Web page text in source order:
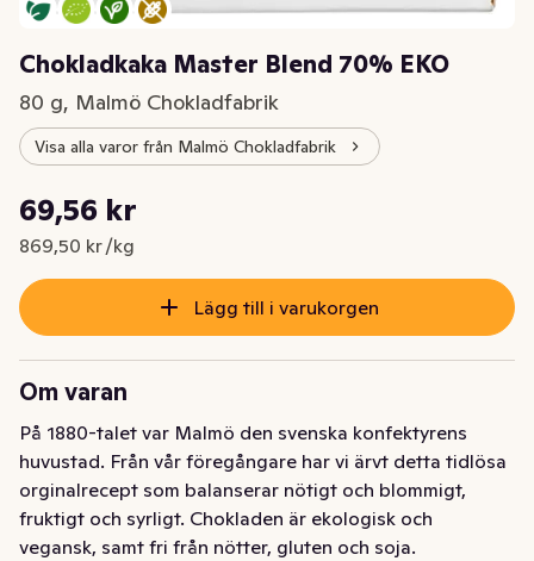
Chokladkaka Master Blend 70% EKO
80 g, Malmö Chokladfabrik
Visa alla varor från Malmö Chokladfabrik
Nuvarande pris är: 69,56 kr
69,56 kr
869,50 kr /kg
Styckpris: 869,50 kr /kg
Lägg till i varukorgen
Om varan
På 1880-talet var Malmö den svenska konfektyrens
huvustad. Från vår föregångare har vi ärvt detta tidlösa
orginalrecept som balanserar nötigt och blommigt,
fruktigt och syrligt. Chokladen är ekologisk och
vegansk, samt fri från nötter, gluten och soja.